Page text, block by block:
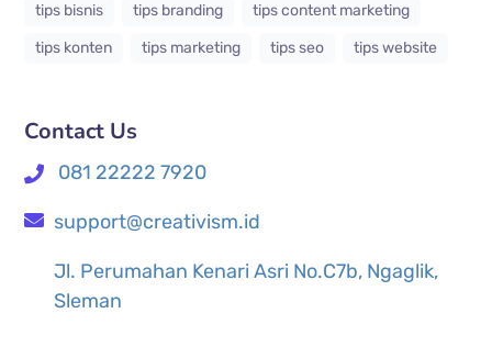
tips bisnis
tips branding
tips content marketing
tips konten
tips marketing tips seo tips website
Contact Us
081 22222 7920
support@creativism.id
Jl. Perumahan Kenari Asri No.C7b, Ngaglik,
Sleman